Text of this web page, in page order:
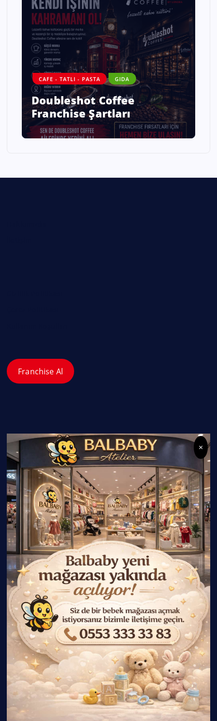
CAFE - TATLI - PASTA GIDA
Doubleshot Coffee
Franchise Şartları
Franchise Al
×